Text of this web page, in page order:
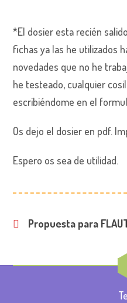
*El dosier esta recién
fichas ya las he utilizados
novedades que no he
he testeado, cualquier
escribiéndome en el
Os dejo el dosier en pdf.
Espero os sea de utilidad.
Propuesta para